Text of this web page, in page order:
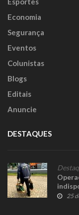
Economia
Segurança
Eventos
Colunistas
Blogs
Editais
Anuncie
DESTAQUES
até25